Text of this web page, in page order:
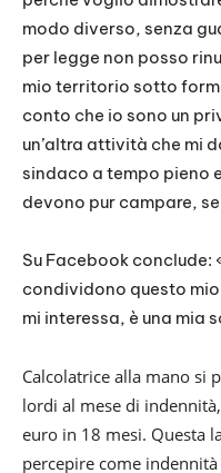
modo diverso, senza
per legge non posso
mio territorio sotto
conto che io sono un
un’altra attività che mi
sindaco a tempo pieno
devono pur campare,
Su Facebook conclude:
condividono questo
mi interessa, è una mia
Calcolatrice alla mano si
lordi al mese di
euro in 18 mesi. Questa
percepire come